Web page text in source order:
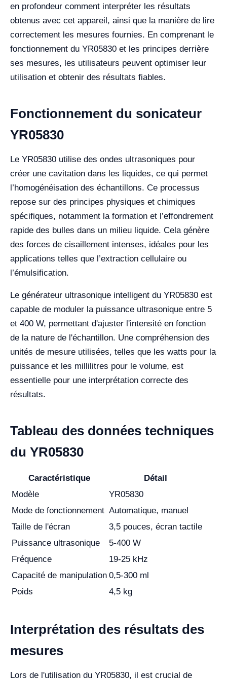
en profondeur comment interpréter les résultats
obtenus avec cet appareil, ainsi que la manière de lire
correctement les mesures fournies. En comprenant le
fonctionnement du YR05830 et les principes derrière
ses mesures, les utilisateurs peuvent optimiser leur
utilisation et obtenir des résultats fiables.
Fonctionnement du sonicateur
YR05830
Le YR05830 utilise des ondes ultrasoniques pour
créer une cavitation dans les liquides, ce qui permet
l’homogénéisation des échantillons. Ce processus
repose sur des principes physiques et chimiques
spécifiques, notamment la formation et l’effondrement
rapide des bulles dans un milieu liquide. Cela génère
des forces de cisaillement intenses, idéales pour les
applications telles que l’extraction cellulaire ou
l’émulsification.
Le générateur ultrasonique intelligent du YR05830 est
capable de moduler la puissance ultrasonique entre 5
et 400 W, permettant d'ajuster l'intensité en fonction
de la nature de l'échantillon. Une compréhension des
unités de mesure utilisées, telles que les watts pour la
puissance et les millilitres pour le volume, est
essentielle pour une interprétation correcte des
résultats.
Tableau des données techniques
du YR05830
Caractéristique
Détail
Modèle
YR05830
Mode de fonctionnement Automatique, manuel
Taille de l'écran
3,5 pouces, écran tactile
Puissance ultrasonique
5-400 W
Fréquence
19-25 kHz
Capacité de manipulation 0,5-300 ml
Poids
4,5 kg
Interprétation des résultats des
mesures
Lors de l'utilisation du YR05830, il est crucial de